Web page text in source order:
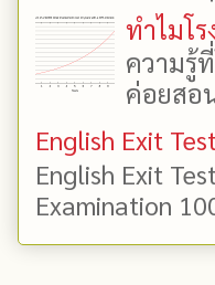
ทำไมโ
ความรู้
ค่อยสอ
English Exit
English Exit
Examination